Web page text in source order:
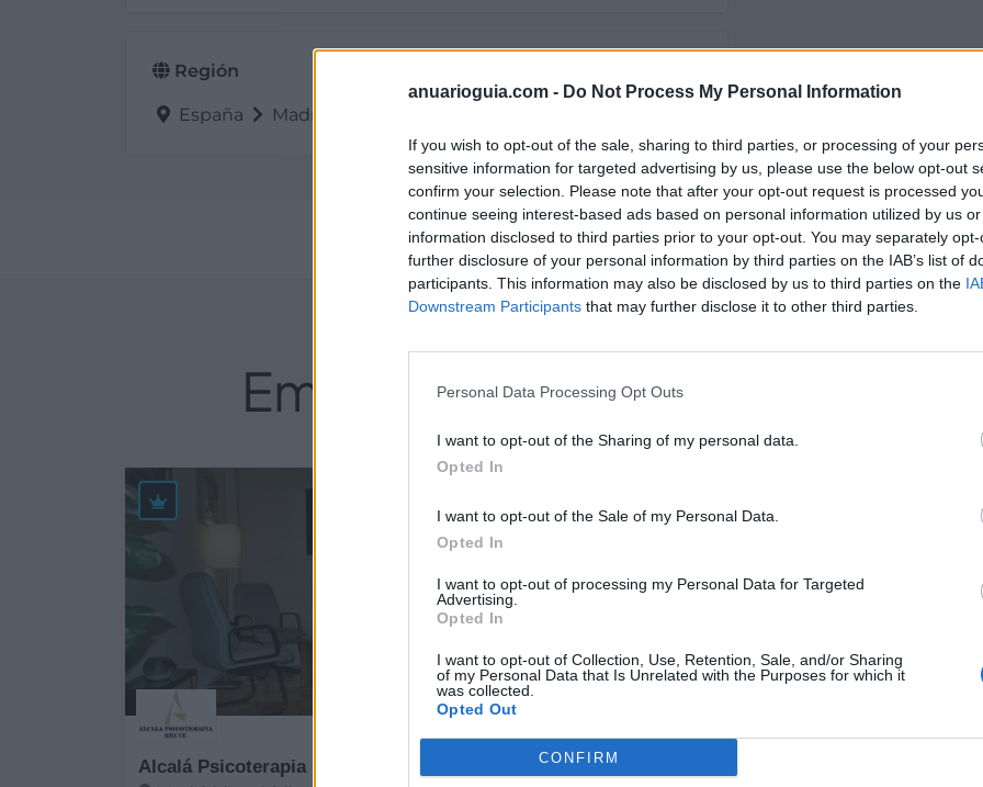
anuarioguia.com - Do Not Process My Personal Information
If you wish to opt-out of the sale, sharing to third parties, or processing of your
sensitive information for targeted advertising by us, please use the below opt-out
confirm your selection. Please note that after your opt-out request is processed
continue seeing interest-based ads based on personal information utilized by us
information disclosed to third parties prior to your opt-out. You may separately
further disclosure of your personal information by third parties on the IAB’s list of
participants. This information may also be disclosed by us to third parties on the
Downstream Participants that may further disclose it to other third parties.
Personal Data Processing Opt Outs
I want to opt-out of the Sharing of my personal data.
Opted In
I want to opt-out of the Sale of my Personal Data.
Opted In
I want to opt-out of processing my Personal Data for Targeted
Advertising.
Opted In
I want to opt-out of Collection, Use, Retention, Sale, and/or Sharing
of my Personal Data that Is Unrelated with the Purposes for which it
was collected.
Opted Out
CONFIRM
Región
España Madrid
Perfil activo desde:03/10/2012|Última actualización:25/10/
Empresas destacadas en
Alcalá Psicoterapia Breve - Madrid
Algeposa Outsourcing Industrial, S.L.